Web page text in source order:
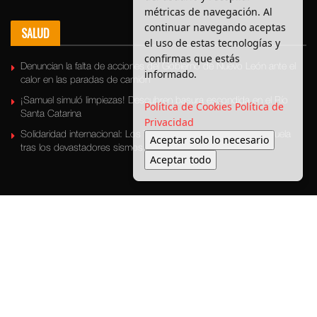
SALUD
Denuncian la falta de acciones del Gobierno de Nuevo León ante el
calor en las paradas de camión
¡Samuel simuló limpiezas! Descubren basura escondida en el Río
Santa Catarina
Solidaridad internacional: Los Topos llevan esperanza a Venezuela
tras los devastadores sismos
métricas de navegación. Al
continuar navegando aceptas
el uso de estas tecnologías y
confirmas que estás
informado.
Política de Cookies Política de
Privacidad
Aceptar solo lo necesario
Aceptar todo